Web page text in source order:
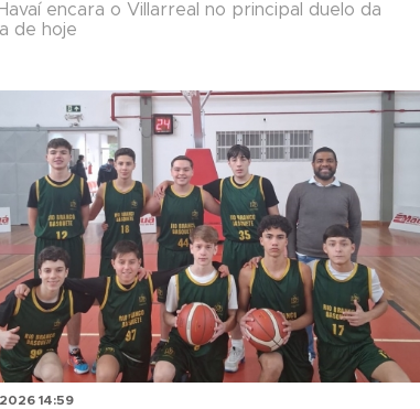
encara o Villarreal no principal duelo da
de hoje
14:59